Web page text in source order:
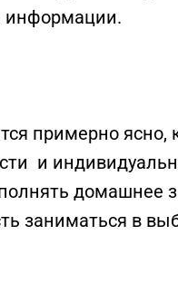
информации.
примерно ясно,
и
домашнее
заниматься в